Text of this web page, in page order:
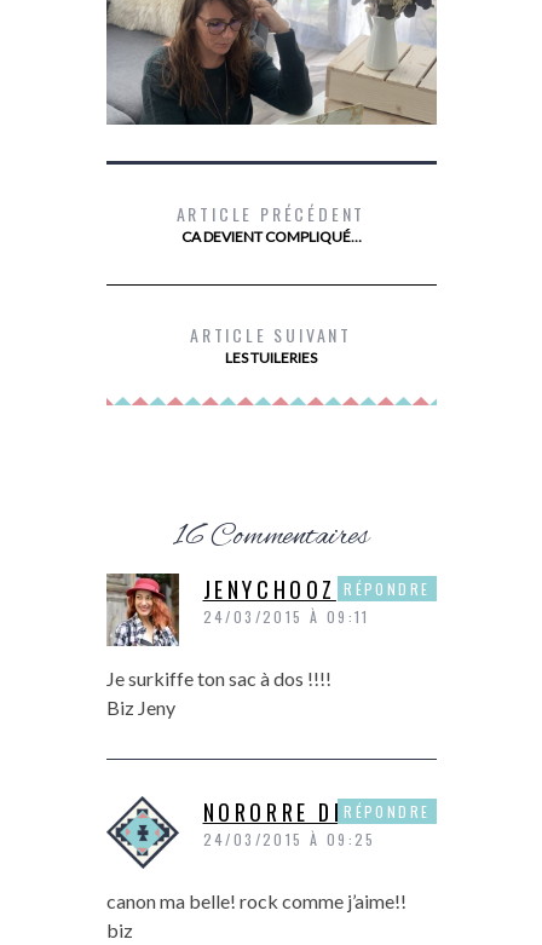
DEVENIR PROPRIÉTAIRE AVEC PRIMMÉA
ARTICLE PRÉCÉDENT
CA DEVIENT COMPLIQUÉ…
ARTICLE SUIVANT
LES TUILERIES
16 Commentaires
JENYCHOOZ
24/03/2015 À 09:11
Je surkiffe ton sac à dos !!!!
Biz Jeny
RÉPONDRE
NORORRE DE P&P
24/03/2015 À 09:25
canon ma belle! rock comme j’aime!!
biz
RÉPONDRE